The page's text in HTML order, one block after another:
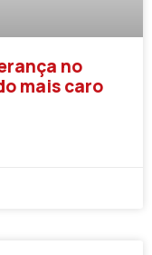
no
mais caro